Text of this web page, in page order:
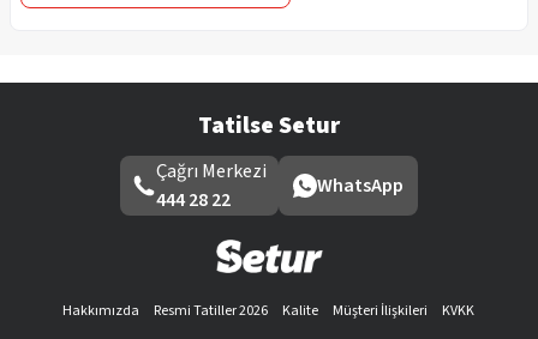
Tatilse Setur
Çağrı Merkezi
444 28 22
WhatsApp
Hakkımızda Resmi Tatiller 2026 Kalite Müşteri İlişkileri
KVKK